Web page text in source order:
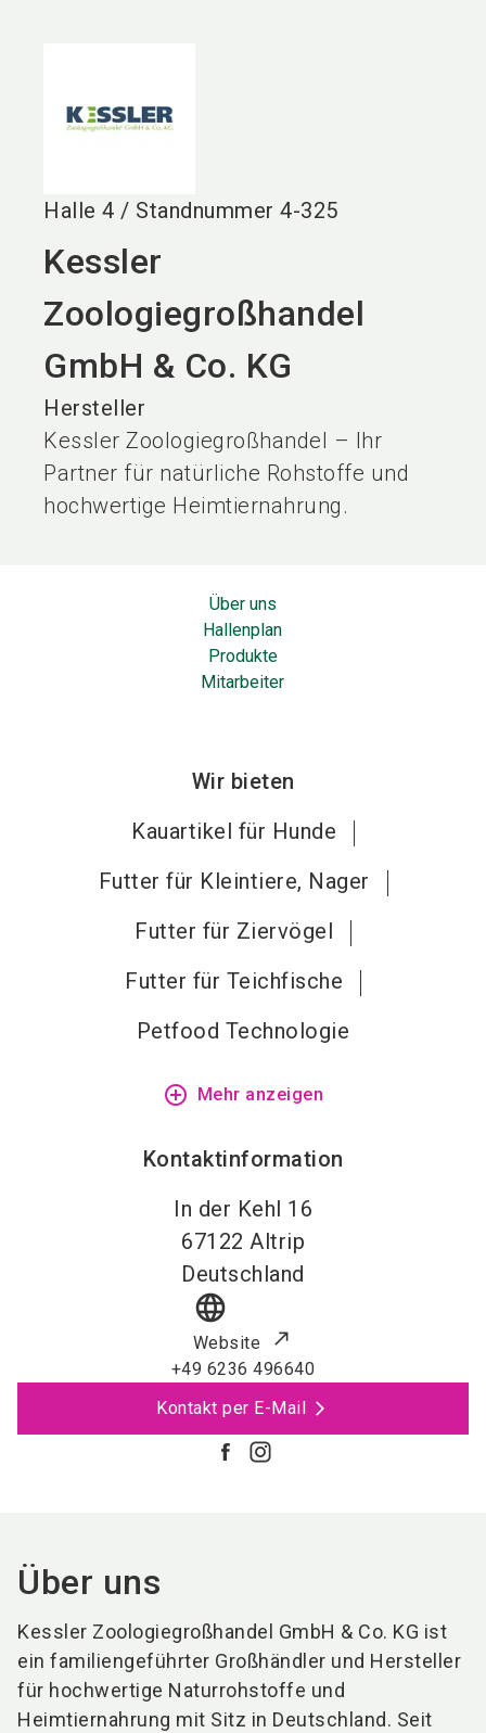
Halle 4 / Standnummer 4-325
Kessler
Zoologiegroßhandel
GmbH & Co. KG
Hersteller
Kessler Zoologiegroßhandel – Ihr
Partner für natürliche Rohstoffe und
hochwertige Heimtiernahrung.
Über uns
Hallenplan
Produkte
Mitarbeiter
Wir bieten
Kauartikel für Hunde
Futter für Kleintiere, Nager
Futter für Ziervögel
Futter für Teichfische
Petfood Technologie
add_circle_outline Mehr anzeigen
Kontaktinformation
In der Kehl 16
67122 Altrip
Deutschland
language
Website
+49 6236 496640
Kontakt per E-Mail
Über uns
Kessler Zoologiegroßhandel GmbH & Co. KG ist
ein familiengeführter Großhändler und Hersteller
für hochwertige Naturrohstoffe und
Heimtiernahrung mit Sitz in Deutschland. Seit